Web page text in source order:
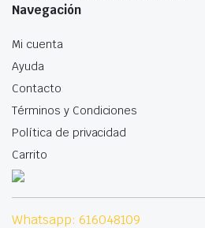
Navegación
Mi cuenta
Ayuda
Contacto
Términos y Condiciones
Política de privacidad
Carrito
Whatsapp: 616048109